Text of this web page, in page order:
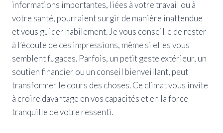
informations importantes, liées à votre travail ou à
votre santé, pourraient surgir de manière inattendue
et vous guider habilement. Je vous conseille de rester
à l’écoute de ces impressions, même si elles vous
semblent fugaces. Parfois, un petit geste extérieur, un
soutien financier ou un conseil bienveillant, peut
transformer le cours des choses. Ce climat vous invite
à croire davantage en vos capacités et en la force
tranquille de votre ressenti.